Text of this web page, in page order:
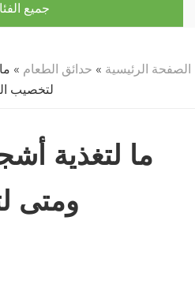
جميع
الصفحة الرئيسية » حدائق الطعام »
لتخصيب
ما لتغذية
ومتى